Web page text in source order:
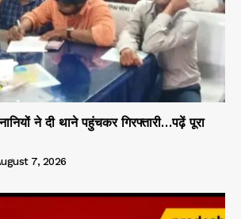
ने दी थाने पहुंचकर गिरफ्तारी…पढ़ें पूरा
7, 2026